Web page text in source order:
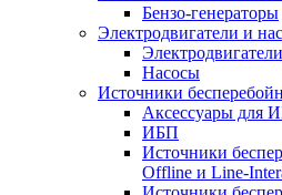
Бензо-генераторы
Электродвигатели и
Электродвигатели
Насосы
Источники
Аксессуары для
ИБП
Источники
Offline и Line-